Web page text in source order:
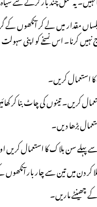
مقدار میں لے کر آنکھوں کے
کرنا۔ اس نسخے کو اپنی
استعمال کریں۔
کریں۔ تینوں کی چاٹ بنا کر
بڑھا دیں۔
پہلے سن بلاک کا استعمال کریں
کر دن میں تین سے چار بار
چھینٹے ماریں۔